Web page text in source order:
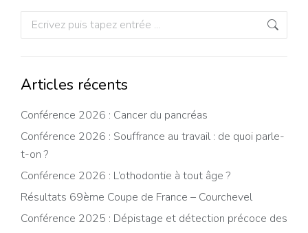
Recherche
:
Articles récents
Conférence 2026 : Cancer du pancréas
Conférence 2026 : Souffrance au travail : de quoi parle-
t-on ?
Conférence 2026 : L’othodontie à tout âge ?
Résultats 69ème Coupe de France – Courchevel
Conférence 2025 : Dépistage et détection précoce des